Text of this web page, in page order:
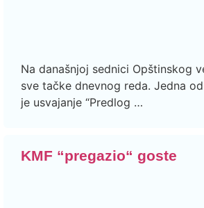
Na današnjoj sednici Opštinskog
sve tačke dnevnog reda. Jedna
je usvajanje “Predlog …
KMF “pregazio“ goste